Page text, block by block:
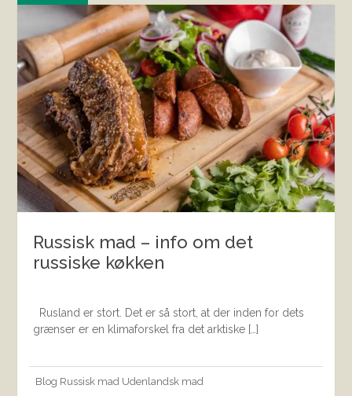
Russisk mad – info om det
russiske køkken
Rusland er stort. Det er så stort, at der inden for dets
grænser er en klimaforskel fra det arktiske […]
Blog Russisk mad Udenlandsk mad